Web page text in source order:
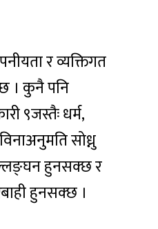
र व्यक्तिगत
। कुनै पनि
९जस्तैः धर्म,
सोध्नु
हुनसक्छ र
हुनसक्छ ।